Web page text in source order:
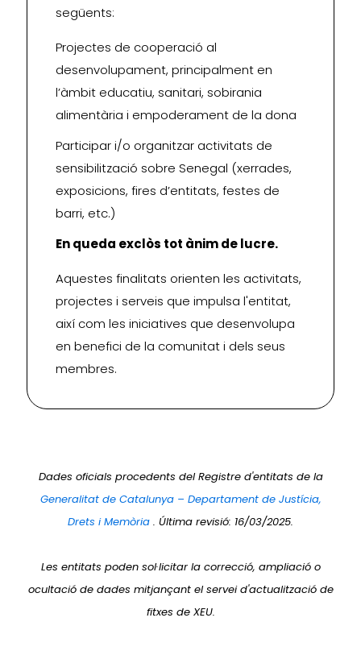
següents:
Projectes de cooperació al
desenvolupament, principalment en
l’àmbit educatiu, sanitari, sobirania
alimentària i empoderament de la dona
Participar i/o organitzar activitats de
sensibilització sobre Senegal (xerrades,
exposicions, fires d’entitats, festes de
barri, etc.)
En queda exclòs tot ànim de lucre.
Aquestes finalitats orienten les activitats,
projectes i serveis que impulsa l'entitat,
així com les iniciatives que desenvolupa
en benefici de la comunitat i dels seus
membres.
Dades oficials procedents del Registre d'entitats de la
Generalitat de Catalunya – Departament de Justícia,
Drets i Memòria . Última revisió: 16/03/2025.
Les entitats poden sol·licitar la correcció, ampliació o
ocultació de dades mitjançant el servei d'actualització de
fitxes de XEU.